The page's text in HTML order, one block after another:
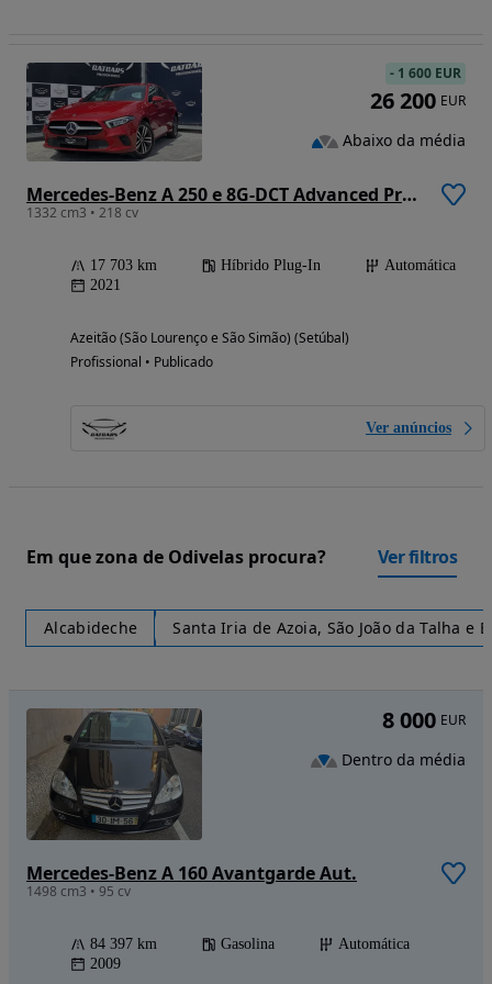
Mercedes-Benz A 250 e 8G-DCT Advanced Progressive
1332 cm3 • 218 cv
17 703 km Híbrido Plug-In
Automática
2021
Azeitão (São Lourenço e São Simão) (Setúbal)
Profissional • Publicado
Ver anúncios
- 1 600 EUR
26 200 EUR
Abaixo da média
Em que zona de Odivelas procura? Ver filtros
Alcabideche Santa Iria de Azoia, São João da Talha e
Mercedes-Benz A 160 Avantgarde Aut.
1498 cm3 • 95 cv
84 397 km Gasolina
Automática
2009
8 000 EUR
Dentro da média